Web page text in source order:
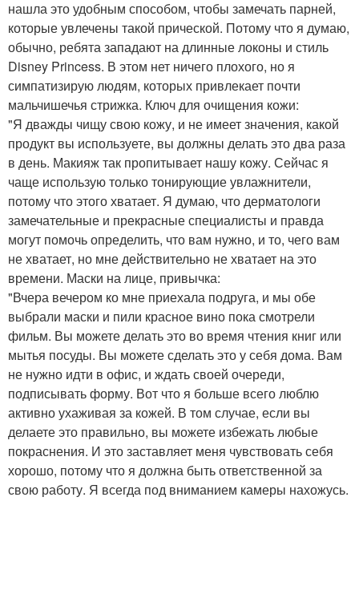
нашла это удобным способом, чтобы замечать парней,
которые увлечены такой прической. Потому что я думаю,
обычно, ребята западают на длинные локоны и стиль
Disney Princess. В этом нет ничего плохого, но я
симпатизирую людям, которых привлекает почти
мальчишечья стрижка. Ключ для очищения кожи:
"Я дважды чищу свою кожу, и не имеет значения, какой
продукт вы используете, вы должны делать это два раза
в день. Макияж так пропитывает нашу кожу. Сейчас я
чаще использую только тонирующие увлажнители,
потому что этого хватает. Я думаю, что дерматологи
замечательные и прекрасные специалисты и правда
могут помочь определить, что вам нужно, и то, чего вам
не хватает, но мне действительно не хватает на это
времени. Маски на лице, привычка:
"Вчера вечером ко мне приехала подруга, и мы обе
выбрали маски и пили красное вино пока смотрели
фильм. Вы можете делать это во время чтения книг или
мытья посуды. Вы можете сделать это у себя дома. Вам
не нужно идти в офис, и ждать своей очереди,
подписывать форму. Вот что я больше всего люблю
активно ухаживая за кожей. В том случае, если вы
делаете это правильно, вы можете избежать любые
покраснения. И это заставляет меня чувствовать себя
хорошо, потому что я должна быть ответственной за
свою работу. Я всегда под вниманием камеры нахожусь.